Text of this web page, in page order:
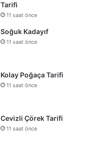
Tarifi
11 saat önce
Soğuk Kadayıf
11 saat önce
Kolay Poğaça Tarifi
11 saat önce
Cevizli Çörek Tarifi
11 saat önce